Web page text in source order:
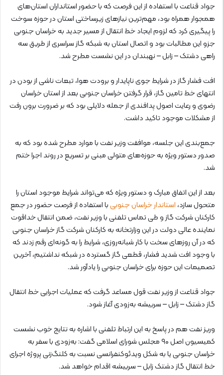
جواد قناعت با استفاده از این فرصت که با حضور استانداران استان‌های
همجوار همراه بود، مهم‌ترین نیازهای زیرساختی استان در حوزه سوخت
را پیگیری کرد که لزوم ایجاد خط انتقال از مسیر جدید به خراسان جنوبی
جزو این مطالبات بود و اتصال استان به شبکه گاز سراسری از طریق سه
راهی دشتک – زابل – نهبندان در این نشست مطرح شد.
افت فشار گاز در شرایط جوی ناپایدار و برودت هوا، تبعات ناشی از بودن در
انتهای خط تامین گاز، قرار گرفتن خراسان جنوبی بعد از استان خراسان
رضوی و رعایت اصول پدافندی از جمله دلایلی بود که بر ضرورت برون رفت
از مشکلات موجود تاکید داشت.
جمع‌بندی این جلسه، موافقت وزیر نفت با موارد مطرح شده بود که به
صدور دستور ویژه به حوزه‌های متولی مبنی بر تسریع در روند اجرا ختم
شد.
بعد از این اتفاق مبارک و دستور ویژه که می‌تواند شرایط موجود استان را
متحول سازد، استاندار خراسان جنوبیبا استفاده از فرصت حضور در جمع
کارکنان شرکت گاز و طی تماس تلفنی با وزیر نفت، ضمن انتقال خداقوت
نماینده عالی دولت در این وزارتخانه به کارکنان شرکت گاز خراسان جنوبی
که در آن روزهای سخت با کار شبانه‌روزی، شرایط را به گونه‌ای رقم زدند که
با وجود افت شدید فشار، قطعی گاز گسترده در شبکه نداشتیم، آخرین
تصمیمات این حوزه برای خراسان جنوبی را یادآور شد.
جواد قناعت از وزیر نفت قول مساعد گرفت که عملیات اجرایی خط انتقال
گاز دشتک – زابل – سربیشه به‌زودی آغاز شود.
وریز نفت هم در پاسخ به این ارتباط تلفنی با اشاره به نتایج خوب نشست
کمیسیون اصل ۹۰ مجلس شورای اسلامی گفت: به‌زودی با سفر به
خراسان جنوبی یا به شکل ویدئوکنفرانسی نسبت به کلنگ‌زنی پروژه اجرای
خط انتقال گاز دشتک زابل – سربیشه اقدام خواهد شد.